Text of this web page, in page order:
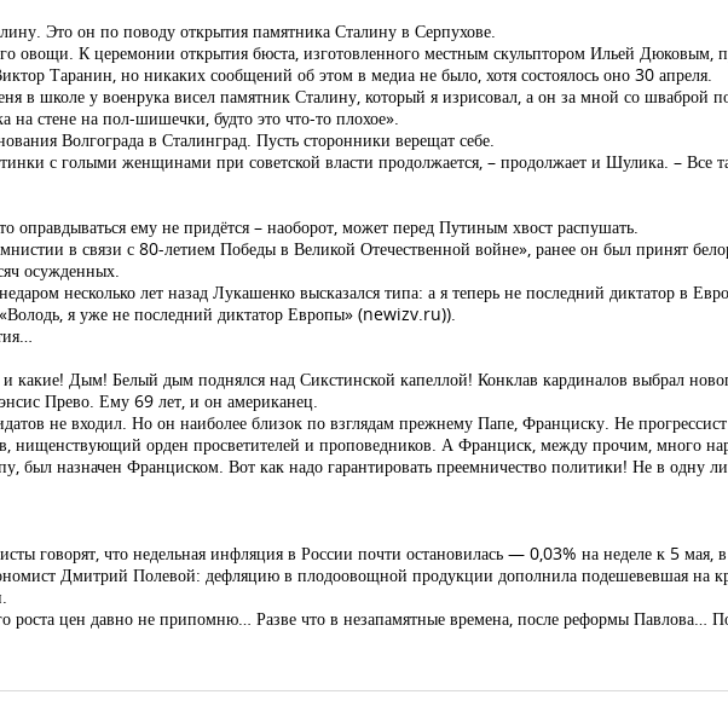
Это он по поводу открытия памятника Сталину в Серпухове.
овощи. К церемонии открытия бюста, изготовленного местным скульптором Ильей Дюковым,
Таранин, но никаких сообщений об этом в медиа не было, хотя состоялось оно 30 апреля.
в школе у военрука висел памятник Сталину, который я изрисовал, а он за мной со шваброй
на стене на пол-шишечки, будто это что-то плохое».
Волгограда в Сталинград. Пусть сторонники верещат себе.
с голыми женщинами при советской власти продолжается, – продолжает и Шулика. – Все
ему не придётся – наоборот, может перед Путиным хвост распушать.
в связи с 80-летием Победы в Великой Отечественной войне», ранее он был принят
осужденных.
несколько лет назад Лукашенко высказался типа: а я теперь не последний диктатор в
я уже не последний диктатор Европы» (newizv.ru)).
какие! Дым! Белый дым поднялся над Сикстинской капеллой! Конклав кардиналов выбрал
Прево. Ему 69 лет, и он американец.
не входил. Но он наиболее близок по взглядам прежнему Папе, Франциску. Не прогрессист
нищенствующий орден просветителей и проповедников. А Франциск, между прочим, много
был назначен Франциском. Вот как надо гарантировать преемничество политики! Не в одну
говорят, что недельная инфляция в России почти остановилась — 0,03% на неделе к 5 мая,
Дмитрий Полевой: дефляцию в плодоовощной продукции дополнила подешевевшая на
роста цен давно не припомню… Разве что в незапамятные времена, после реформы Павлова…